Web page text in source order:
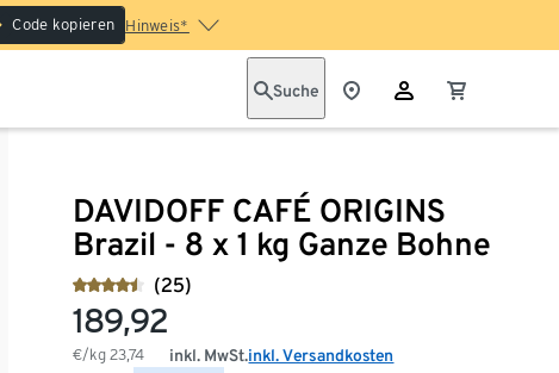
Code kopieren Hinweis*
Suche
DAVIDOFF CAFÉ ORIGINS
Brazil - 8 x 1 kg Ganze Bohne
(25)
189,92
€/kg23,74 inkl. MwSt.inkl. Versandkosten